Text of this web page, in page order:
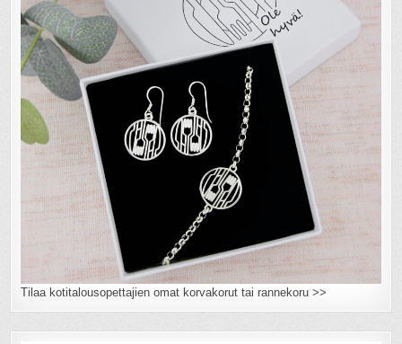
Tilaa kotitalousopettajien omat korvakorut tai rannekoru >>